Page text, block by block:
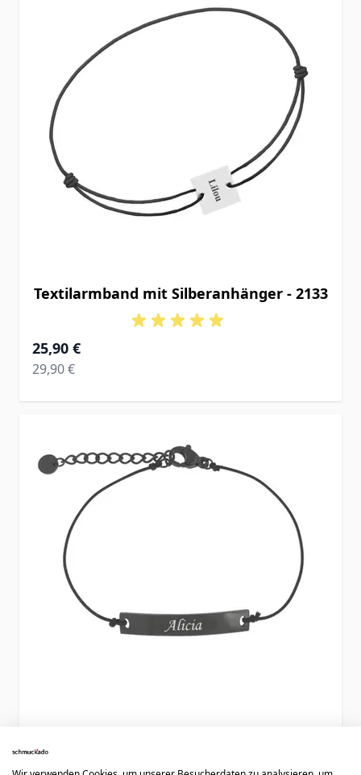
Textilarmband mit Silberanhänger - 2133
Ab
25,90 €
Regular Price
29,90 €
Edelstahlplatte - 2138